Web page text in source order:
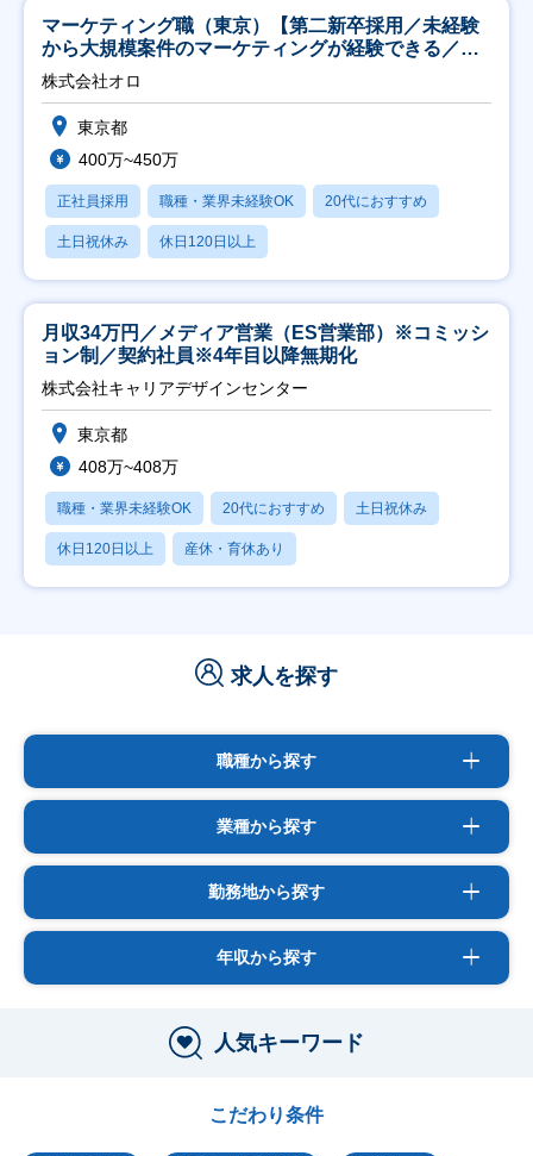
マーケティング職（東京）【第二新卒採用／未経験
から大規模案件のマーケティングが経験できる／研
修充実】
株式会社オロ
東京都
400万~450万
正社員採用 職種・業界未経験OK 20代におすすめ
土日祝休み 休日120日以上
月収34万円／メディア営業（ES営業部）※コミッシ
ョン制／契約社員※4年目以降無期化
株式会社キャリアデザインセンター
東京都
408万~408万
職種・業界未経験OK 20代におすすめ 土日祝休み
休日120日以上 産休・育休あり
求人を探す
職種から探す
業種から探す
勤務地から探す
年収から探す
人気キーワード
こだわり条件